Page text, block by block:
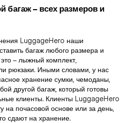
– всех размеров и
LuggageHero наши
багаж любого размера и
– лыжный комплект,
рюкзаки. Иными словами, у нас
хранение сумки, чемоданы,
другой багаж, который готовы
клиенты. Клиенты LuggageHero
на почасовой основе или за день,
сдают на хранение.